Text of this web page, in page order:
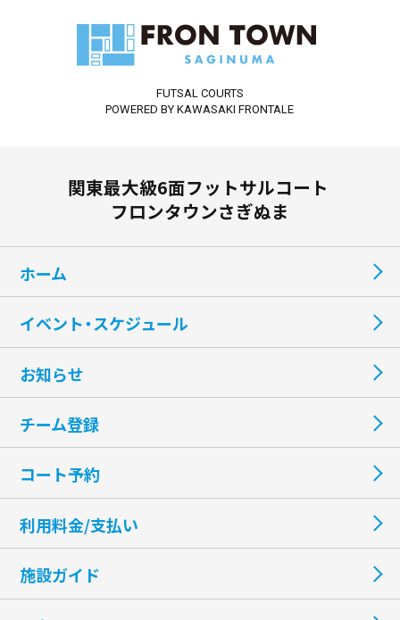
FUTSAL COURTS
POWERED BY KAWASAKI FRONTALE
関東最大級6面フットサルコート
フロンタウンさぎぬま
ホーム
イベント・スケジュール
お知らせ
チーム登録
コート予約
利用料金/支払い
施設ガイド